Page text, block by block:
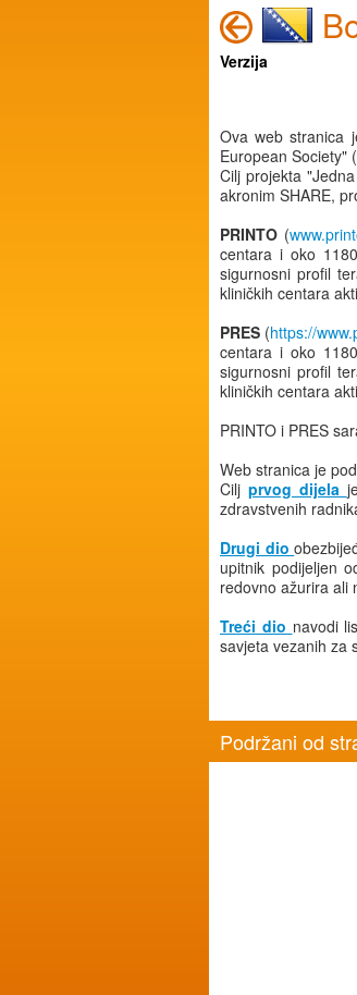
Verzija
Ova web stranica
European Society"
Cilj projekta
akronim SHARE,
PRINTO (
centara i oko
sigurnosni profil
kliničkih centara
PRES (https://
centara i oko
sigurnosni profil
kliničkih centara
PRINTO i PRES
Web stranica je
Cilj prvog dijela
zdravstvenih
Drugi dio
upitnik podijeljen
redovno ažurira ali
Treći dio navodi
savjeta vezanih za
Podržani od